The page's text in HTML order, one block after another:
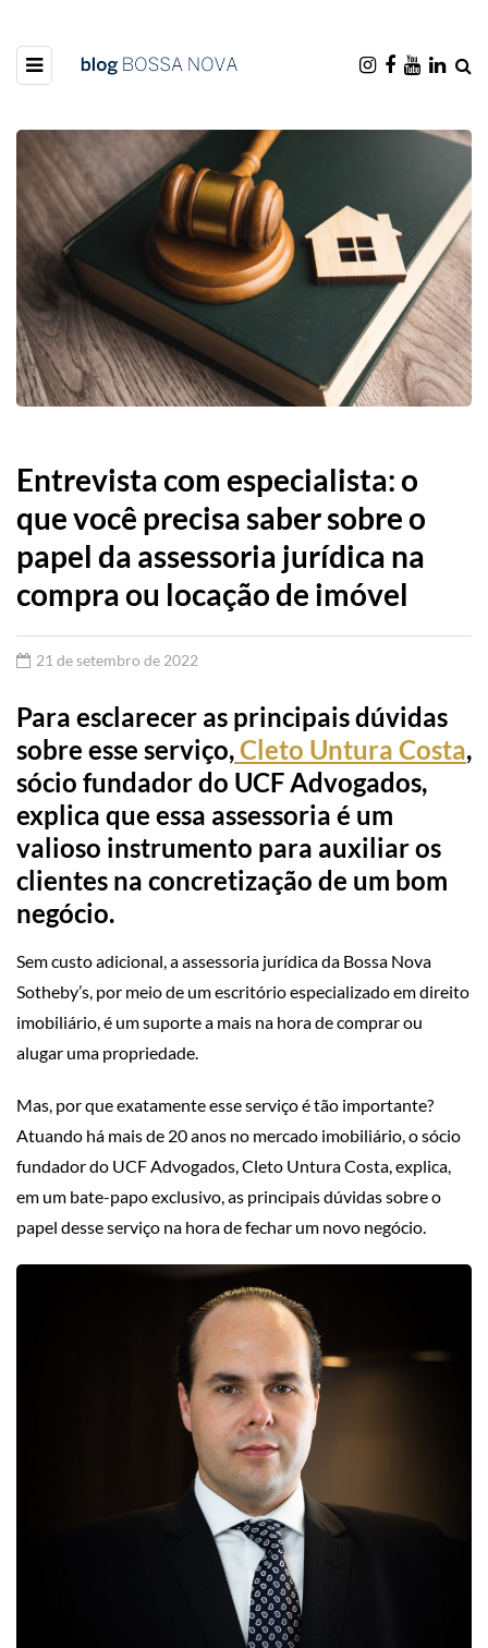
Entrevista com especialista: o
que você precisa saber sobre o
papel da assessoria jurídica na
compra ou locação de imóvel
21 de setembro de 2022
Para esclarecer as principais dúvidas
sobre esse serviço,Cleto Untura Costa,
sócio fundador do UCF Advogados,
explica que essa assessoria é um
valioso instrumento para auxiliar os
clientes na concretização de um bom
negócio.
Sem custo adicional, a assessoria jurídica da Bossa Nova
Sotheby’s, por meio de um escritório especializado em direito
imobiliário, é um suporte a mais na hora de comprar ou
alugar uma propriedade.
Mas, por que exatamente esse serviço é tão importante?
Atuando há mais de 20 anos no mercado imobiliário, o sócio
fundador do UCF Advogados, Cleto Untura Costa, explica,
em um bate-papo exclusivo, as principais dúvidas sobre o
papel desse serviço na hora de fechar um novo negócio.